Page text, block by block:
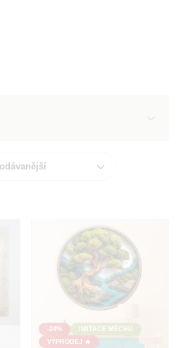
-24%
IMITACE MECHU
VÝPRODEJ 🔥